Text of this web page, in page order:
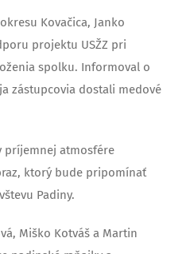
Kovačica, Janko
projektu USŽZ pri
spolku. Informoval o
zástupcovia dostali medové
príjemnej atmosfére
ktorý bude pripomínať
Padiny.
Miško Kotváš a Martin